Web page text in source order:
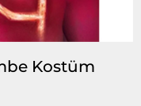
Kostüm